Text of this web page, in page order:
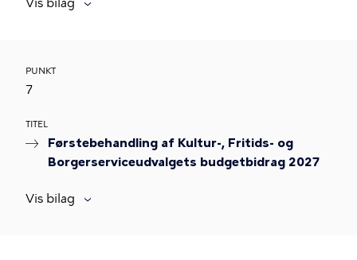
PUNKT
7
TITEL
Førstebehandling af Kultur-, Fritids- og
Borgerserviceudvalgets budgetbidrag 2027
Vis bilag